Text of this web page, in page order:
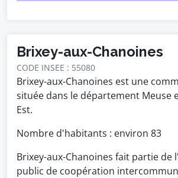
Brixey-aux-Chanoines
CODE INSEE : 55080
Brixey-aux-Chanoines est une
située dans le département Meuse
Est.
Nombre d'habitants : environ 83
Brixey-aux-Chanoines fait partie de
public de coopération